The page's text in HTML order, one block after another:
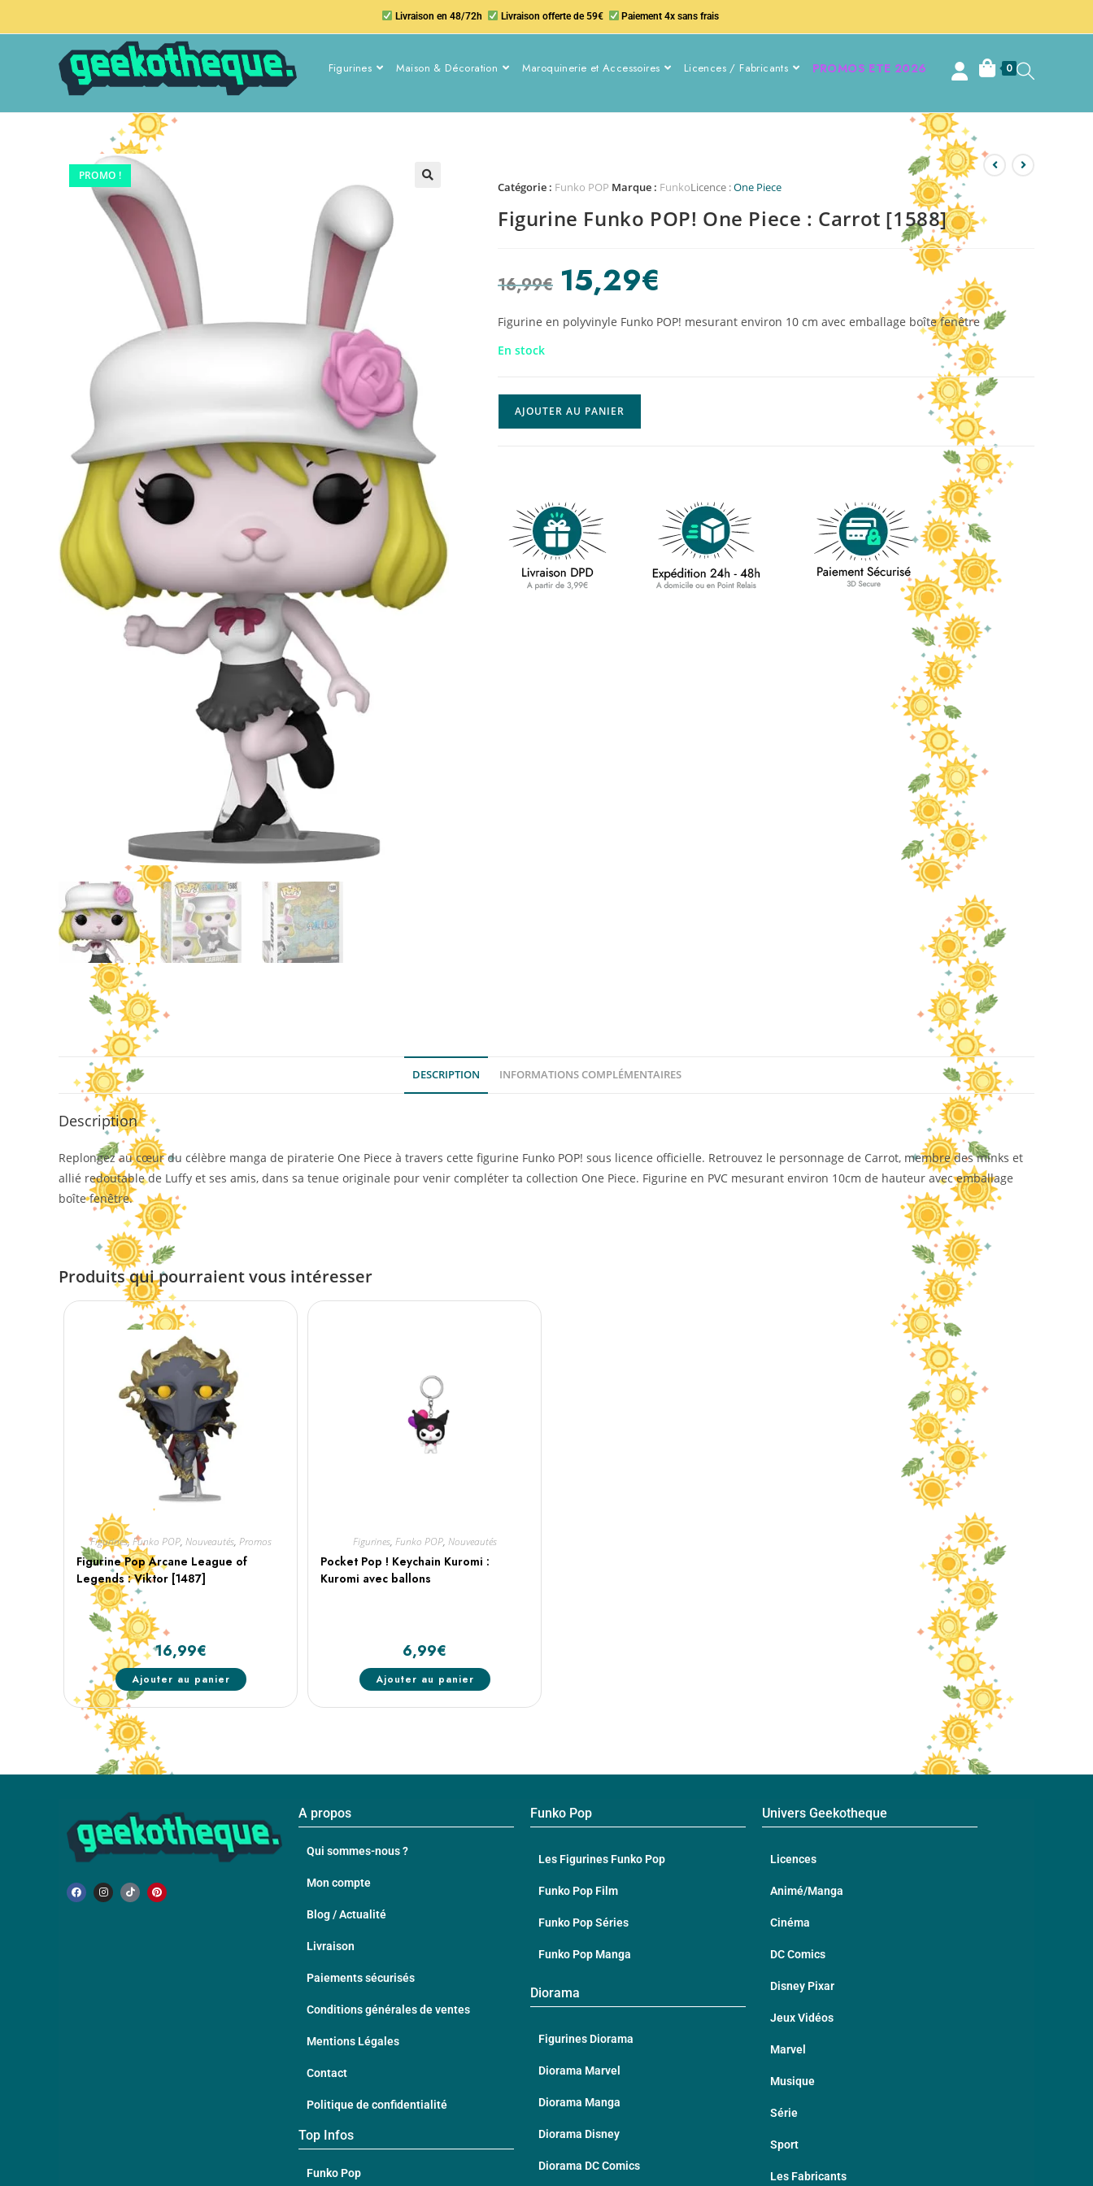
Livraison en 48/72h Livraison offerte de 59€ Paiement 4x sans frais
Figurines Maison & Décoration Maroquinerie et Accessoires Licences / Fabricants PROMOS ETE 2026 0
PROMO !
Catégorie : Funko POP Marque : FunkoLicence :One Piece
Figurine Funko POP! One Piece : Carrot [1588]
16,99€ 15,29€
Figurine en polyvinyle Funko POP! mesurant environ 10 cm avec emballage boîte fenêtre
En stock
AJOUTER AU PANIER
DESCRIPTION INFORMATIONS COMPLÉMENTAIRES
Description
Replongez au cœur du célèbre manga de piraterie One Piece à travers cette figurine Funko POP! sous licence officielle. Retrouvez le personnage de Carrot, membre des minks et
allié redoutable de Luffy et ses amis, dans sa tenue originale pour venir compléter ta collection One Piece. Figurine en PVC mesurant environ 10cm de hauteur avec emballage
boîte fenêtre.
Produits qui pourraient vous intéresser
Figurines, Funko POP, Nouveautés, Promos
Figurine Pop Arcane League of
Legends : Viktor [1487]
16,99€
Ajouter au panier
Figurines, Funko POP, Nouveautés
Pocket Pop ! Keychain Kuromi :
Kuromi avec ballons
6,99€
Ajouter au panier
A propos
Qui sommes-nous ?
Mon compte
Blog / Actualité
Livraison
Paiements sécurisés
Conditions générales de ventes
Mentions Légales
Contact
Politique de confidentialité
Top Infos
Funko Pop
Funko Pop
Les Figurines Funko Pop
Funko Pop Film
Funko Pop Séries
Funko Pop Manga
Diorama
Figurines Diorama
Diorama Marvel
Diorama Manga
Diorama Disney
Diorama DC Comics
Univers Geekotheque
Licences
Animé/Manga
Cinéma
DC Comics
Disney Pixar
Jeux Vidéos
Marvel
Musique
Série
Sport
Les Fabricants